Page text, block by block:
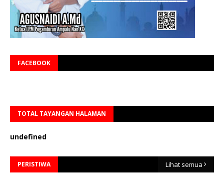
FACEBOOK
TOTAL TAYANGAN HALAMAN
undefned
PERISTIWA Lihat semua